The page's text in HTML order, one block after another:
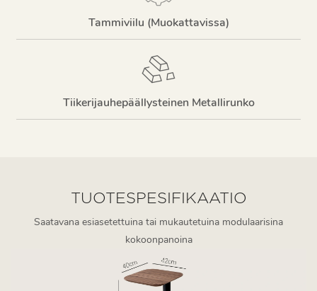
Tammiviilu (muokattavissa)
Tiikerijauhepäällysteinen Metallirunko
TUOTESPESIFIKAATIO
Saatavana esiasetettuina tai mukautetuina modulaarisina
kokoonpanoina